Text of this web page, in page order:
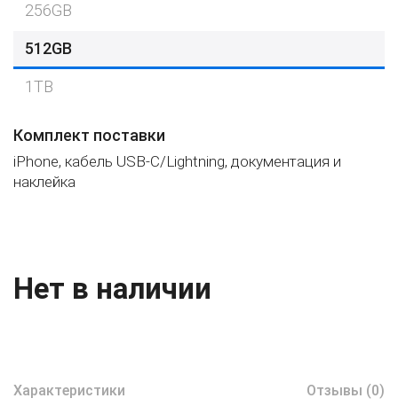
256GB
512GB
1TB
Комплект поставки
iPhone, кабель USB-C/Lightning, документация и
наклейка
Нет в наличии
Характеристики Отзывы (0)